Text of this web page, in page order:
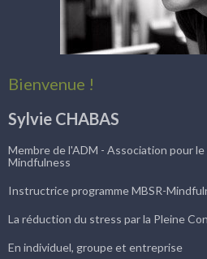
Bienvenue !
Sylvie CHABAS
Membre de l'ADM - Association pour
Mindfulness
Instructrice programme MBSR-
La réduction du stress par la Pleine
En individuel, groupe et entreprise